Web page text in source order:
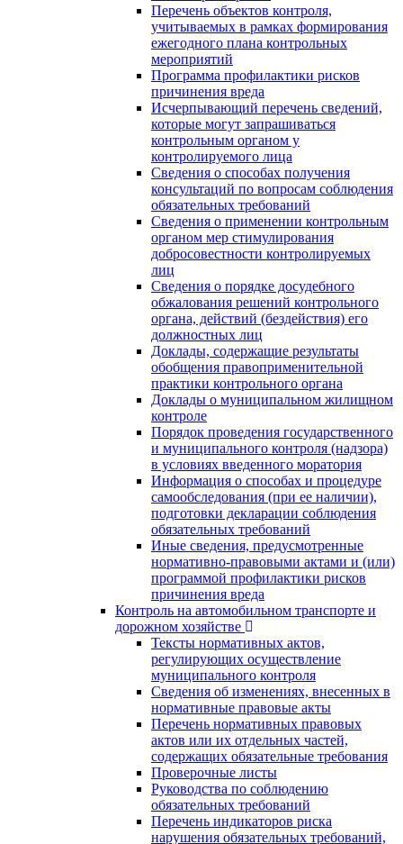
Перечень объектов контроля,
учитываемых в рамках формирования
ежегодного плана контрольных
мероприятий
Программа профилактики рисков
причинения вреда
Исчерпывающий перечень сведений,
которые могут запрашиваться
контрольным органом у
контролируемого лица
Сведения о способах получения
консультаций по вопросам соблюдения
обязательных требований
Сведения о применении контрольным
органом мер стимулирования
добросовестности контролируемых
лиц
Сведения о порядке досудебного
обжалования решений контрольного
органа, действий (бездействия) его
должностных лиц
Доклады, содержащие результаты
обобщения правоприменительной
практики контрольного органа
Доклады о муниципальном жилищном
контроле
Порядок проведения государственного
и муниципального контроля (надзора)
в условиях введенного моратория
Информация о способах и процедуре
самообследования (при ее наличии),
подготовки декларации соблюдения
обязательных требований
Иные сведения, предусмотренные
нормативно-правовыми актами и (или)
программой профилактики рисков
причинения вреда
Контроль на автомобильном транспорте и
дорожном хозяйстве
Тексты нормативных актов,
регулирующих осуществление
муниципального контроля
Сведения об изменениях, внесенных в
нормативные правовые акты
Перечень нормативных правовых
актов или их отдельных частей,
содержащих обязательные требования
Проверочные листы
Руководства по соблюдению
обязательных требований
Перечень индикаторов риска
нарушения обязательных требований,